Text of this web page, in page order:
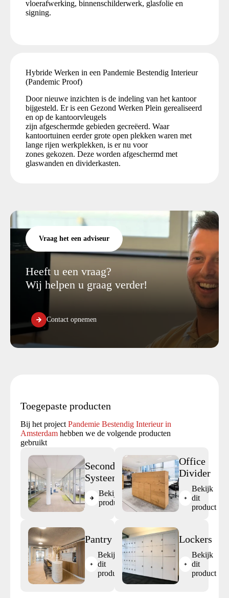
vloerafwerking, binnenschilderwerk, glasfolie en
signing.
Hybride Werken in een Pandemie Bestendig Interieur
(Pandemic Proof)
Door nieuwe inzichten is de indeling van het kantoor
bijgesteld. Er is een Gezond Werken Plein gerealiseerd
en op de kantoorvleugels
zijn afgeschermde gebieden gecreëerd. Waar
kantoortuinen eerder grote open plekken waren met
lange rijen werkplekken, is er nu voor
zones gekozen. Deze worden afgeschermd met
glaswanden en dividerkasten.
Vraag het een adviseur
Heeft u een vraag?
Wij helpen u graag verder!
Contact opnemen
Toegepaste producten
Bij het projectPandemie Bestendig Interieur in
Amsterdam hebben we de volgende producten
gebruikt
Second Life
Systeemwand
Bekijk dit
product
Office
Divider
Bekijk
dit
product
Pantry
Bekijk
dit
product
Lockers
Bekijk
dit
product